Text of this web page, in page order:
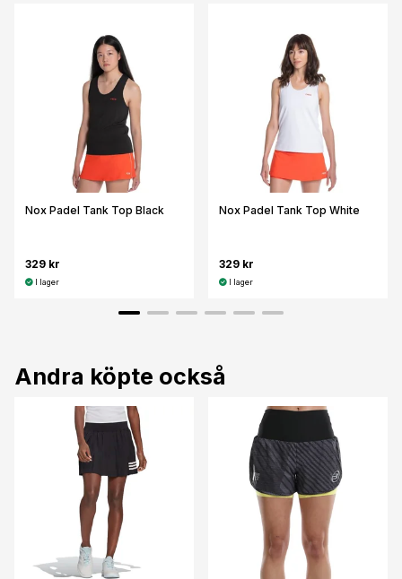
Nox Padel Tank Top Black
329 kr
I lager
Nox Padel Tank Top White
329 kr
I lager
Andra köpte också